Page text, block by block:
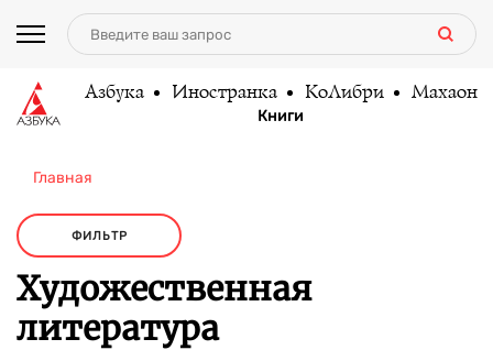
Азбука Иностранка КоЛибри Махаон
Книги
Главная
ФИЛЬТР
Художественная
литература